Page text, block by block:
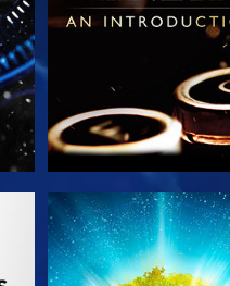
ANSEHEN